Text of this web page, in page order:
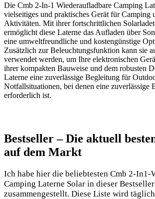
Die Cmb 2-In-1 Wiederaufladbare Camping
vielseitiges und praktisches Gerät für Camping
Aktivitäten. Mit ihrer fortschrittlichen
ermöglicht diese Laterne das Aufladen über
eine umweltfreundliche und kostengünstige
Zusätzlich zur Beleuchtungsfunktion kann sie
verwendet werden, um Ihre elektronischen
ihrer kompakten Bauweise und dem robusten
Laterne eine zuverlässige Begleitung für
Notfallsituationen, bei denen eine zuverlässige
erforderlich ist.
Bestseller – ‍Die aktuell⁢
auf dem Markt
Ich habe​ hier die beliebtesten ⁣Cmb 2-In1-
Camping ‌Laterne Solar in‍ dieser
zusammengestellt. Diese Liste wird